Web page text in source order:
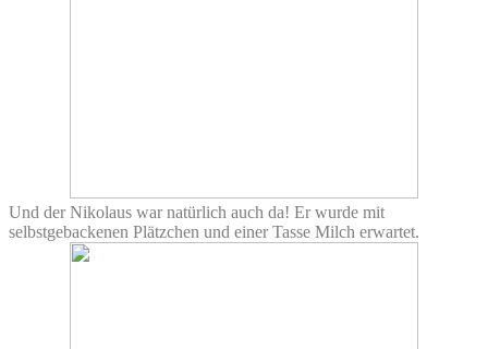
Und der Nikolaus war natürlich auch da! Er wurde mit
selbstgebackenen Plätzchen und einer Tasse Milch erwartet.